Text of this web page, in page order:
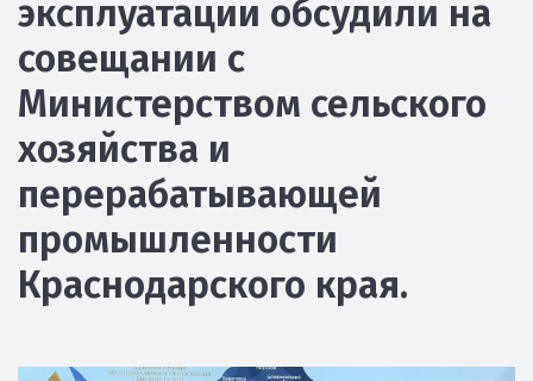
эксплуатации обсудили на
совещании с
Министерством сельского
хозяйства и
перерабатывающей
промышленности
Краснодарского края.